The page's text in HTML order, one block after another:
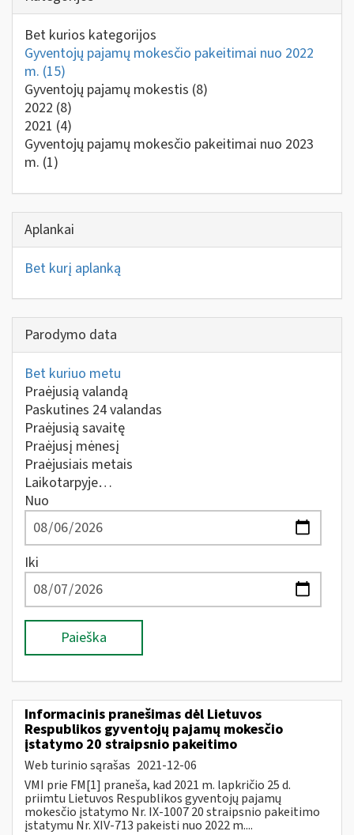
Bet kurios kategorijos
Gyventojų pajamų mokesčio pakeitimai nuo 2022
m. (15)
Gyventojų pajamų mokestis (8)
2022 (8)
2021 (4)
Gyventojų pajamų mokesčio pakeitimai nuo 2023
m. (1)
Aplankai
Bet kurį aplanką
Parodymo data
Bet kuriuo metu
Praėjusią valandą
Paskutines 24 valandas
Praėjusią savaitę
Praėjusį mėnesį
Praėjusiais metais
Laikotarpyje…
Nuo
Iki
Paieška
Informacinis pranešimas dėl Lietuvos
Respublikos gyventojų pajamų mokesčio
įstatymo 20 straipsnio pakeitimo
Web turinio sąrašas 2021-12-06
VMI prie FM[1] praneša, kad 2021 m. lapkričio 25 d.
priimtu Lietuvos Respublikos gyventojų pajamų
mokesčio įstatymo Nr. IX-1007 20 straipsnio pakeitimo
įstatymu Nr. XIV-713 pakeisti nuo 2022 m....